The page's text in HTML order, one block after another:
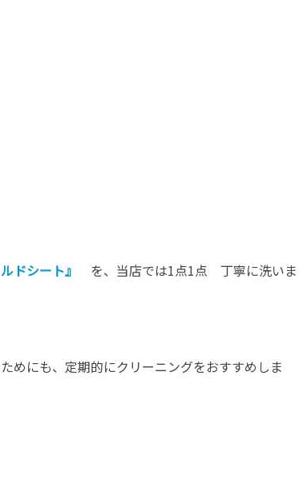
ドシート』
を、当店では1点1点 丁寧に洗いま
めにも、定期的にクリーニングをおすすめしま